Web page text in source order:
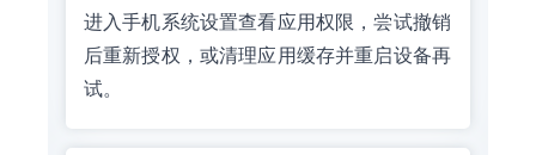
进入手机系统设置查看应用权限，尝试撤销
后重新授权，或清理应用缓存并重启设备再
试。